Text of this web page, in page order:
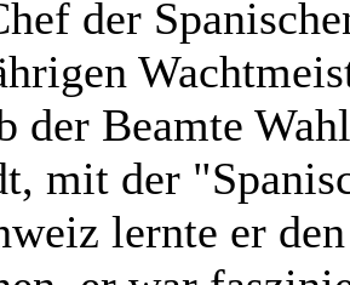
der
der Beamte
mit der
lernte er